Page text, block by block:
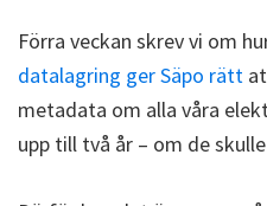
Förra veckan skrev vi om
datalagring ger Säpo rätt
metadata om alla våra
upp till två år – om de